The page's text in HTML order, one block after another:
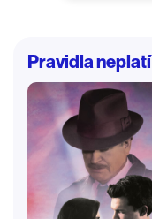
Pravidla neplatí